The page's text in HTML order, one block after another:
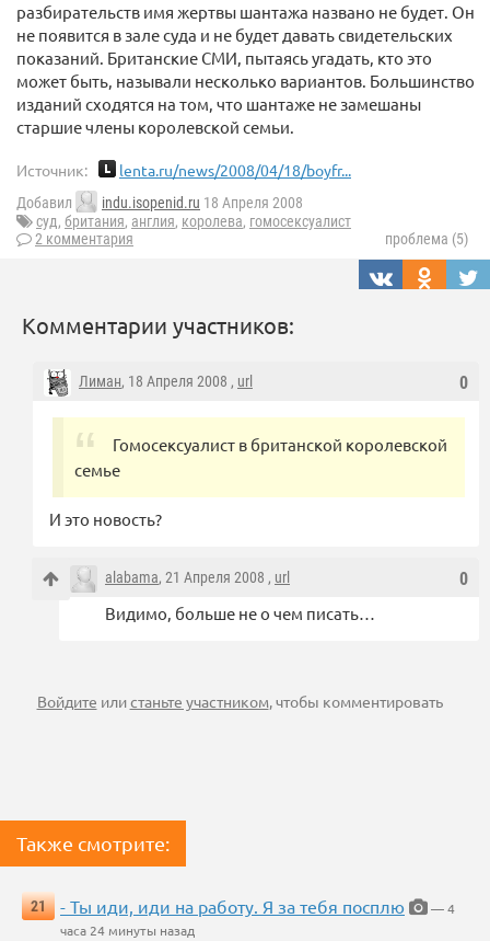
разбирательств имя жертвы шантажа названо не будет. Он
не появится в зале суда и не будет давать свидетельских
показаний. Британские СМИ, пытаясь угадать, кто это
может быть, называли несколько вариантов. Большинство
изданий сходятся на том, что шантаже не замешаны
старшие члены королевской семьи.
Источник: lenta.ru/news/2008/04/18/boyfr...
Добавил indu.isopenid.ru 18 Апреля 2008
суд, британия, англия, королева, гомосексуалист
2 комментария
проблема (5)
Комментарии участников:
0
Лиман, 18 Апреля 2008 , url
Гомосексуалист в британской королевской
семье
И это новость?
0
alabama, 21 Апреля 2008 , url
Видимо, больше не о чем писать…
Войдите илистаньте участником, чтобы комментировать
Также смотрите:
21 - Ты иди, иди на работу. Я за тебя посплю
— 4
часа 24 минуты назад